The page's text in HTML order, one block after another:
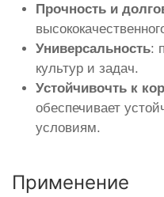
Прочность и
Универсальность:
культур и задач.
Устойчивочть к
обеспечивает
условиям.
Применение